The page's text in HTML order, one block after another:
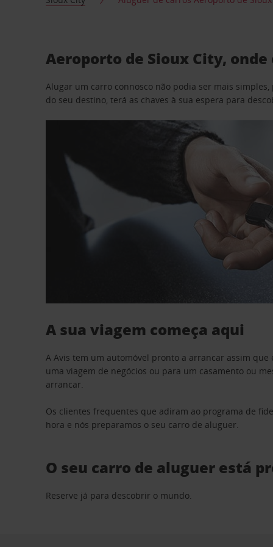
Aeroporto de Sioux City,
Alugar um carro connosco não podia ser mais
do seu destino, terá as chaves à sua espera para
A sua viagem começa aqui
A Avis tem um automóvel pronto a arrancar assim
uma viagem de negócios ou para um casamento ou
arrancar.
Os clientes frequentes que adiram ao programa de
hora e nós preparamos o seu carro de aluguer.
O seu carro de aluguer está
Reserve já para descobrir o mundo.